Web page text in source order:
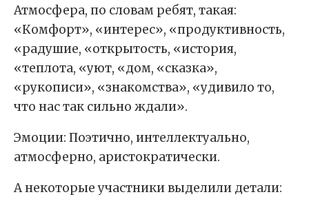
Атмосфера, по словам ребят, такая:
«Комфорт», «интерес», «продуктивность,
«радушие, «открытость, «история,
«теплота, «уют, «дом, «сказка»,
«рукописи», «знакомства», «удивило то,
что нас так сильно ждали».
Эмоции: Поэтично, интеллектуально,
атмосферно, аристократически.
А некоторые участники выделили детали: